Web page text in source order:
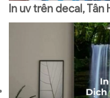
In uv trên decal, Tân